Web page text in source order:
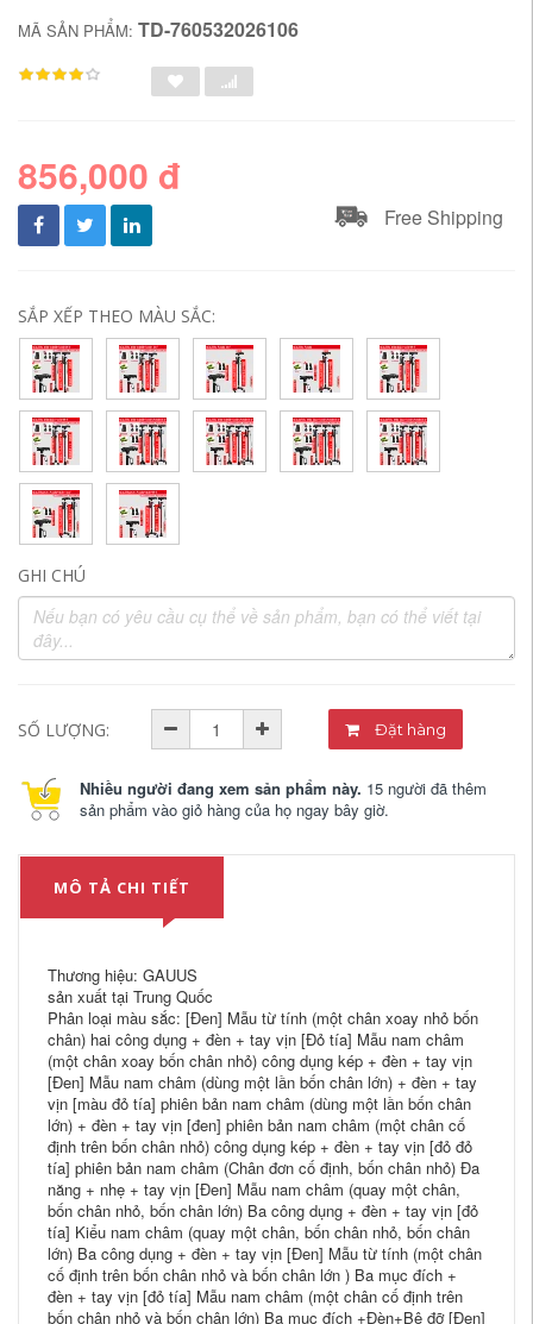
MÃ SẢN PHẨM: TD-760532026106
856,000 đ
Free Shipping
SẮP XẾP THEO MÀU SẮC:
GHI CHÚ
SỐ LƯỢNG: Đặt hàng
Nhiều người đang xem sản phẩm này. 15 người đã thêm
sản phẩm vào giỏ hàng của họ ngay bây giờ.
MÔ TẢ CHI TIẾT
Thương hiệu: GAUUS
sản xuất tại Trung Quốc
Phân loại màu sắc: [Đen] Mẫu từ tính (một chân xoay nhỏ bốn
chân) hai công dụng + đèn + tay vịn [Đỏ tía] Mẫu nam châm
(một chân xoay bốn chân nhỏ) công dụng kép + đèn + tay vịn
[Đen] Mẫu nam châm (dùng một lần bốn chân lớn) + đèn + tay
vịn [màu đỏ tía] phiên bản nam châm (dùng một lần bốn chân
lớn) + đèn + tay vịn [đen] phiên bản nam châm (một chân cố
định trên bốn chân nhỏ) công dụng kép + đèn + tay vịn [đỏ đỏ
tía] phiên bản nam châm (Chân đơn cố định, bốn chân nhỏ) Đa
năng + nhẹ + tay vịn [Đen] Mẫu nam châm (quay một chân,
bốn chân nhỏ, bốn chân lớn) Ba công dụng + đèn + tay vịn [đỏ
tía] Kiểu nam châm (quay một chân, bốn chân nhỏ, bốn chân
lớn) Ba công dụng + đèn + tay vịn [Đen] Mẫu từ tính (một chân
cố định trên bốn chân nhỏ và bốn chân lớn ) Ba mục đích +
đèn + tay vịn [đỏ tía] Mẫu nam châm (một chân cố định trên
bốn chân nhỏ và bốn chân lớn) Ba mục đích +Đèn+Bệ đỡ [Đen]